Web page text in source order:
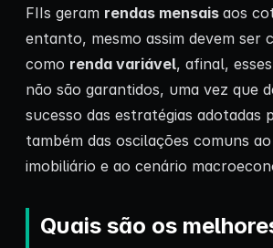
FIIs geram rendas mensais aos
entanto, mesmo assim devem ser
como renda variável, afinal,
não são garantidos, uma vez que
sucesso das estratégias adotadas
também das oscilações comuns
imobiliário e ao cenário
Quais são os